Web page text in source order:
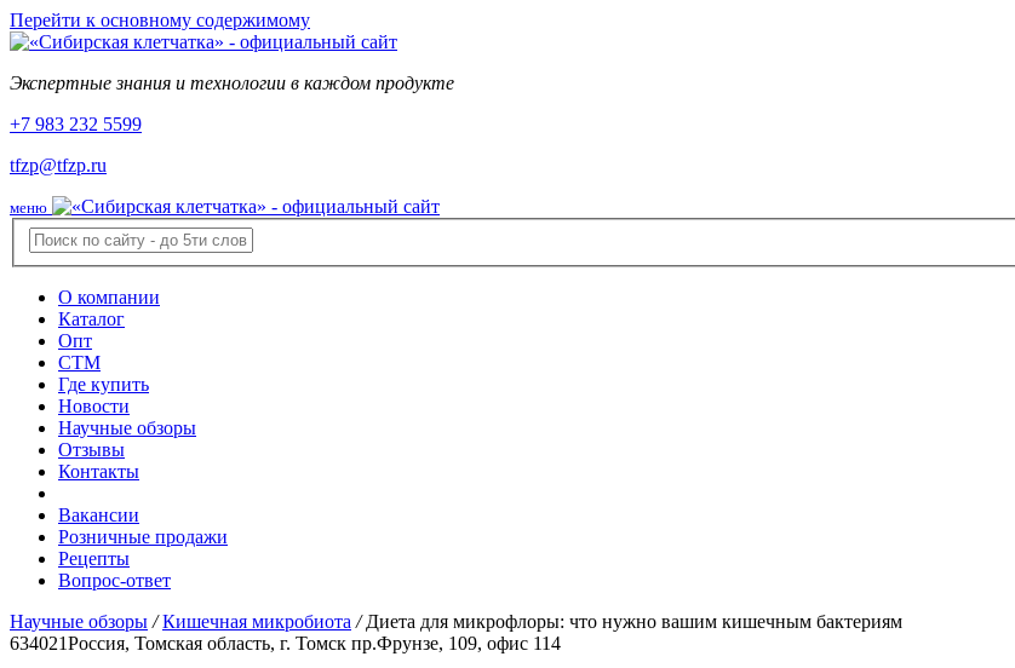
Перейти к основному содержимому
Экспертные знания и технологии в каждом продукте
+7 983 232 5599
tfzp@tfzp.ru
меню
О компании
Каталог
Опт
СТМ
Где купить
Новости
Научные обзоры
Отзывы
Контакты
Вакансии
Розничные продажи
Рецепты
Вопрос-ответ
Научные обзоры / Кишечная микробиота / Диета для микрофлоры: что нужно вашим кишечным бактериям
634021Россия, Томская область, г. Томск пр.Фрунзе, 109, офис 114